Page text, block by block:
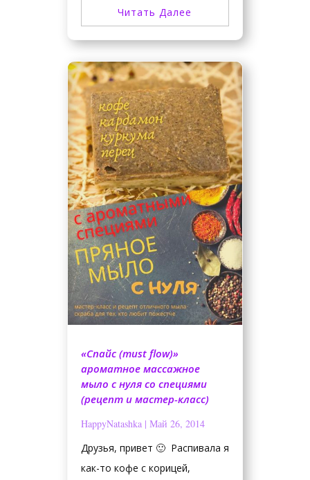
Читать Далее
«Спайс (must flow)»
ароматное массажное
мыло с нуля со специями
(рецепт и мастер-класс)
HappyNatashka| Май 26, 2014
Друзья, привет 🙂 Распивала я
как-то кофе с корицей,